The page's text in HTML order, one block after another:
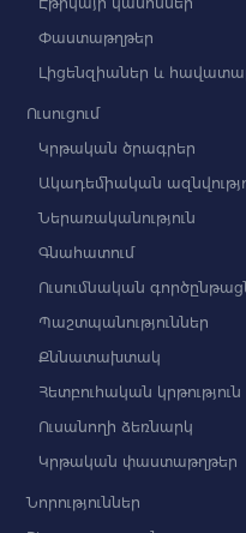
Փաստաթղթեր
Լիցենզիաներ և
Ուսուցում
Կրթական ծրագրեր
Ակադեմիական
Ներառականություն
Գնահատում
Ուսումնական
Պաշտպանություններ
Քննատախտակ
Հետբուհական կրթություն
Ուսանողի ձեռնարկ
Կրթական փաստաթղթեր
Նորություններ